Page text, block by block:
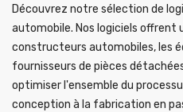
Découvrez notre sélection de
automobile. Nos logiciels offrent
constructeurs automobiles, les
fournisseurs de pièces
optimiser l'ensemble du
conception à la fabrication en